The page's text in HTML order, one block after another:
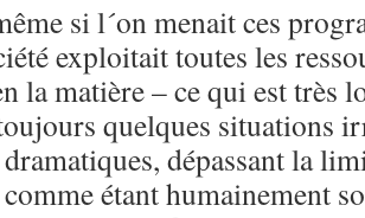
si l´on menait ces
exploitait toutes les
la matière – ce qui est très
quelques situations
dépassant la
étant humainement